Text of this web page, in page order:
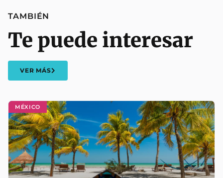
MÉXICO
TAMBIÉN
Te puede interesar
VER MÁS